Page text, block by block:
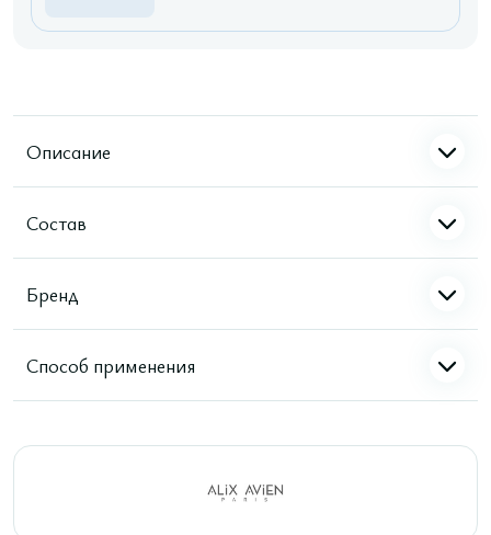
Описание
Состав
Бренд
Способ применения